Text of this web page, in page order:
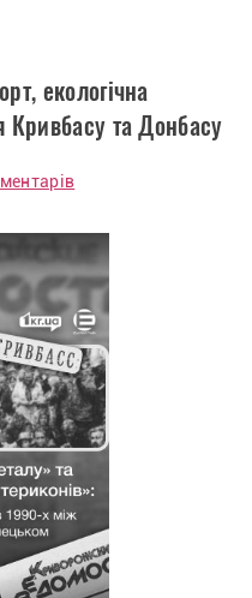
екологічна
Кривбасу та Донбасу